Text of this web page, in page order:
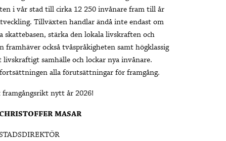
i vår stad till cirka 12 250 invånare fram till år
Tillväxten handlar ändå inte endast om
stärka den lokala livskraften och
också tvåspråkigheten samt högklassig
samhälle och lockar nya invånare.
alla förutsättningar för framgång.
nytt år 2026!
MASAR